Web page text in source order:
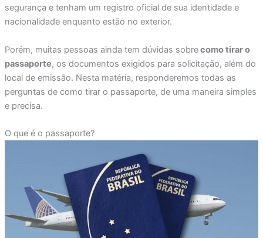
segurança e tenham um registro oficial de sua identidade e
nacionalidade enquanto estão no exterior.
Porém, muitas pessoas ainda tem dúvidas sobrecomo tirar o
passaporte, os documentos exigidos para solicitação, além do
local de emissão. Nesta matéria, responderemos todas as
perguntas de como tirar o passaporte, de uma maneira simples
e precisa.
O que é o passaporte?